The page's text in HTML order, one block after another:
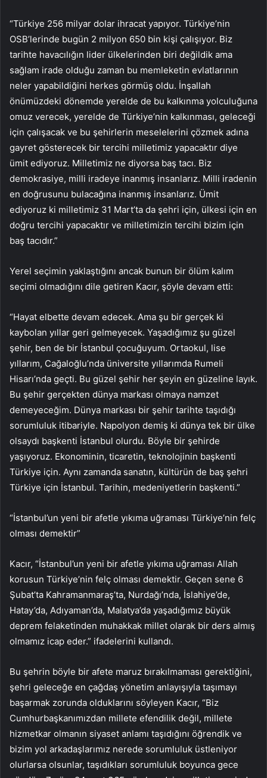
“Türkiye 256 milyar dolar ihracat yapıyor. Türkiye’nin
OSB’lerinde bugün 2 milyon 650 bin kişi çalışıyor. Biz
tarihte havacılığın lider ülkelerinden biri değildik ama
sağlam irade olduğu zaman bu memleketin evlatlarının
neler yapabildiğini herkes görmüş oldu. İnşallah
önümüzdeki dönemde yerelde de bu kalkınma yolculuğuna
omuz verecek, yerelde de Türkiye’nin kalkınması, geleceği
için çalışacak ve bu şehirlerin meselelerini çözmek adına
gayret gösterecek bir tercihi milletimiz yapacaktır diye
ümit ediyoruz. Milletimiz ne diyorsa baş tacı. Biz
demokrasiye, milli iradeye inanmış insanlarız. Milli iradenin
en doğrusunu bulacağına inanmış insanlarız. Ümit
ediyoruz ki milletimiz 31 Mart’ta da şehri için, ülkesi için en
doğru tercihi yapacaktır ve milletimizin tercihi bizim için
baş tacıdır.”
Yerel seçimin yaklaştığını ancak bunun bir ölüm kalım
seçimi olmadığını dile getiren Kacır, şöyle devam etti:
“Hayat elbette devam edecek. Ama şu bir gerçek ki
kaybolan yıllar geri gelmeyecek. Yaşadığımız şu güzel
şehir, ben de bir İstanbul çocuğuyum. Ortaokul, lise
yıllarım, Cağaloğlu’nda üniversite yıllarımda Rumeli
Hisarı’nda geçti. Bu güzel şehir her şeyin en güzeline layık.
Bu şehir gerçekten dünya markası olmaya namzet
demeyeceğim. Dünya markası bir şehir tarihte taşıdığı
sorumluluk itibariyle. Napolyon demiş ki dünya tek bir ülke
olsaydı başkenti İstanbul olurdu. Böyle bir şehirde
yaşıyoruz. Ekonominin, ticaretin, teknolojinin başkenti
Türkiye için. Aynı zamanda sanatın, kültürün de baş şehri
Türkiye için İstanbul. Tarihin, medeniyetlerin başkenti.”
“İstanbul’un yeni bir afetle yıkıma uğraması Türkiye’nin felç
olması demektir”
Kacır, “İstanbul’un yeni bir afetle yıkıma uğraması Allah
korusun Türkiye’nin felç olması demektir. Geçen sene 6
Şubat’ta Kahramanmaraş’ta, Nurdağı’nda, İslahiye’de,
Hatay’da, Adıyaman’da, Malatya’da yaşadığımız büyük
deprem felaketinden muhakkak millet olarak bir ders almış
olmamız icap eder.” ifadelerini kullandı.
Bu şehrin böyle bir afete maruz bırakılmaması gerektiğini,
şehri geleceğe en çağdaş yönetim anlayışıyla taşımayı
başarmak zorunda olduklarını söyleyen Kacır, “Biz
Cumhurbaşkanımızdan millete efendilik değil, millete
hizmetkar olmanın siyaset anlamı taşıdığını öğrendik ve
bizim yol arkadaşlarımız nerede sorumluluk üstleniyor
olurlarsa olsunlar, taşıdıkları sorumluluk boyunca gece